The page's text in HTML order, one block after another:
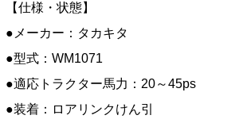
【仕様・状態】
●メーカー：タカキタ
●型式：WM1071
●適応トラクター馬力：20～45ps
●装着：ロアリンクけん引